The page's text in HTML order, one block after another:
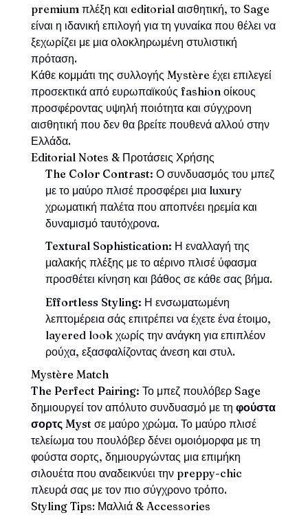
premium πλέξη και editorial αισθητική, το Sage
είναι η ιδανική επιλογή για τη γυναίκα που θέλει να
ξεχωρίζει με μια ολοκληρωμένη στυλιστική
πρόταση.
Κάθε κομμάτι της συλλογής Mystère έχει επιλεγεί
προσεκτικά από ευρωπαϊκούς fashion οίκους
προσφέροντας υψηλή ποιότητα και σύγχρονη
αισθητική που δεν θα βρείτε πουθενά αλλού στην
Ελλάδα.
Editorial Notes & Προτάσεις Χρήσης
The Color Contrast: Ο συνδυασμός του μπεζ
με το μαύρο πλισέ προσφέρει μια luxury
χρωματική παλέτα που αποπνέει ηρεμία και
δυναμισμό ταυτόχρονα.
Textural Sophistication: Η εναλλαγή της
μαλακής πλέξης με το αέρινο πλισέ ύφασμα
προσθέτει κίνηση και βάθος σε κάθε σας βήμα.
Effortless Styling: Η ενσωματωμένη
λεπτομέρεια σάς επιτρέπει να έχετε ένα έτοιμο,
layered look χωρίς την ανάγκη για επιπλέον
ρούχα, εξασφαλίζοντας άνεση και στυλ.
Mystère Match
The Perfect Pairing: Το μπεζ πουλόβερ Sage
δημιουργεί τον απόλυτο συνδυασμό με τη φούστα
σορτς Myst σε μαύρο χρώμα. Το μαύρο πλισέ
τελείωμα του πουλόβερ δένει ομοιόμορφα με τη
φούστα σορτς, δημιουργώντας μια επιμήκη
σιλουέτα που αναδεικνύει την preppy-chic
πλευρά σας με τον πιο σύγχρονο τρόπο.
Styling Tips: Μαλλιά & Accessories